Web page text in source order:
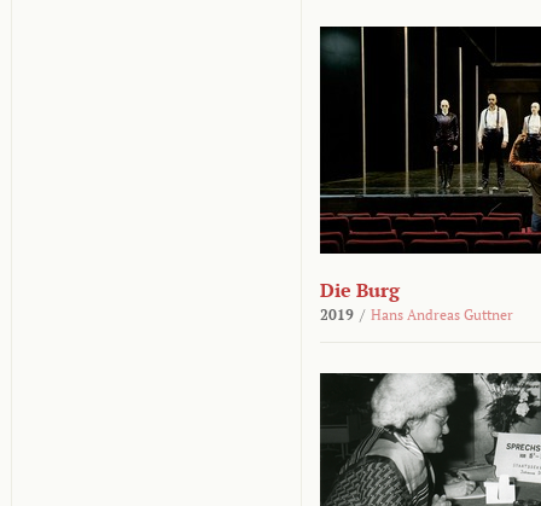
Die Burg
2019 / Hans Andreas Guttner